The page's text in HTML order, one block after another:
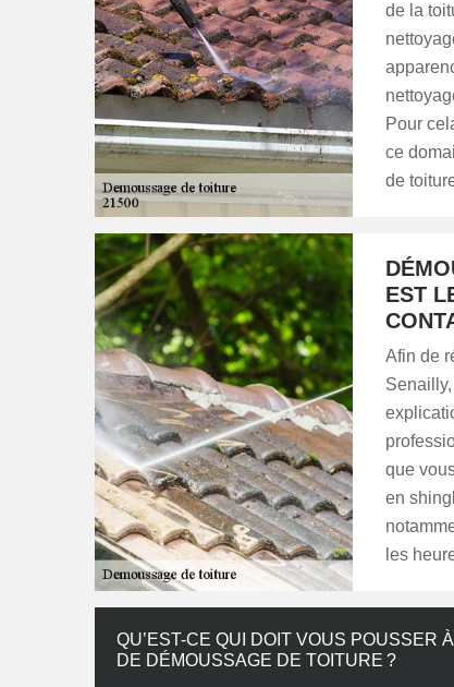
de la
Pour
ce
de
EST
Afin de
que
en
les
QU’EST-CE QUI DOIT VOUS POUSSER
DE DÉMOUSSAGE DE TOITURE ?